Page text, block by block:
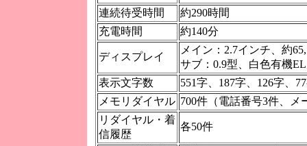
連続待受時間
約290時間
充電時間
約140分
ディスプレイ
メイン：2.7インチ、約
サブ：0.9型、白色有機
表示文字数
551字、187字、126字、
メモリダイヤル 700件（電話番号3件、メ
リダイヤル・着
信履歴
各50件